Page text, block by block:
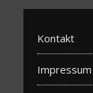
Kontakt
Impressum